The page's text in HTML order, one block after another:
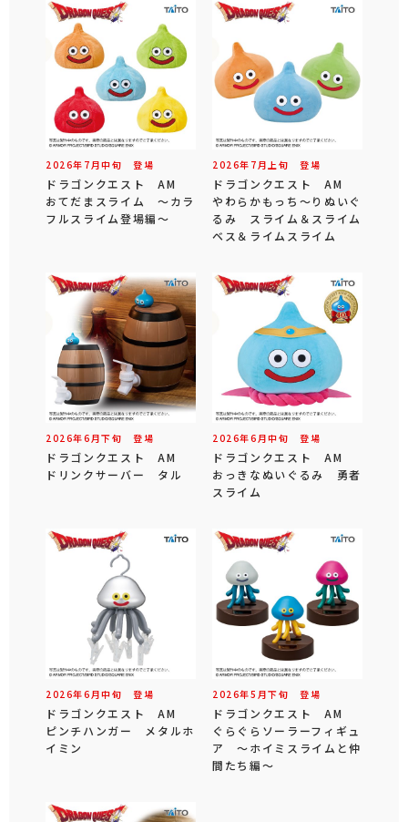
2026年 7 月中旬 登場
ドラゴンクエスト AM
おてだまスライム ～カラ
フルスライム登場編～
2026年 7 月 上旬 登場
ドラゴンクエスト AM
やわらかもっち～りぬいぐ
るみ スライム＆スライム
ベス＆ライムスライム
2026年6 月下旬 登場
ドラゴンクエスト AM
ドリンクサーバー タル
2026年6 月中旬 登場
ドラゴンクエスト AM
おっきなぬいぐるみ 勇者
スライム
2026年6 月中旬 登場
ドラゴンクエスト AM
ピンチハンガー メタルホ
イミン
2026年5 月下旬 登場
ドラゴンクエスト AM
ぐらぐらソーラーフィギュ
ア ～ホイミスライムと仲
間たち編～